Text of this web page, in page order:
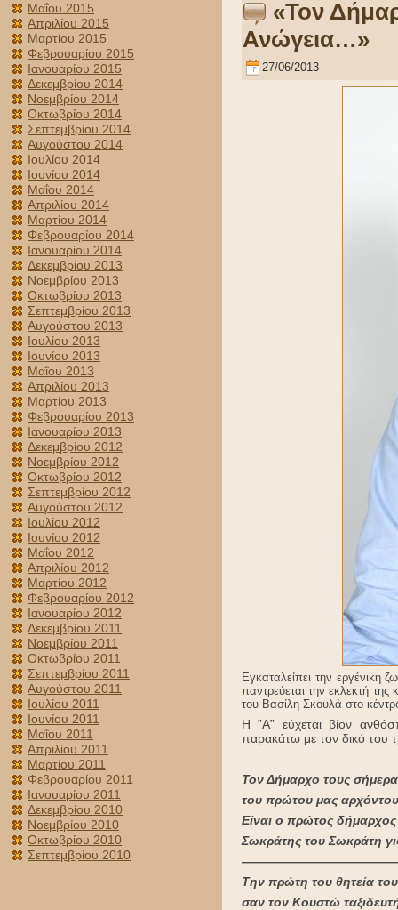
Μαΐου 2015
Απριλίου 2015
Μαρτίου 2015
Φεβρουαρίου 2015
Ιανουαρίου 2015
Δεκεμβρίου 2014
Νοεμβρίου 2014
Οκτωβρίου 2014
Σεπτεμβρίου 2014
Αυγούστου 2014
Ιουλίου 2014
Ιουνίου 2014
Μαΐου 2014
Απριλίου 2014
Μαρτίου 2014
Φεβρουαρίου 2014
Ιανουαρίου 2014
Δεκεμβρίου 2013
Νοεμβρίου 2013
Οκτωβρίου 2013
Σεπτεμβρίου 2013
Αυγούστου 2013
Ιουλίου 2013
Ιουνίου 2013
Μαΐου 2013
Απριλίου 2013
Μαρτίου 2013
Φεβρουαρίου 2013
Ιανουαρίου 2013
Δεκεμβρίου 2012
Νοεμβρίου 2012
Οκτωβρίου 2012
Σεπτεμβρίου 2012
Αυγούστου 2012
Ιουλίου 2012
Ιουνίου 2012
Μαΐου 2012
Απριλίου 2012
Μαρτίου 2012
Φεβρουαρίου 2012
Ιανουαρίου 2012
Δεκεμβρίου 2011
Νοεμβρίου 2011
Οκτωβρίου 2011
Σεπτεμβρίου 2011
Αυγούστου 2011
Ιουλίου 2011
Ιουνίου 2011
Μαΐου 2011
Απριλίου 2011
Μαρτίου 2011
Φεβρουαρίου 2011
Ιανουαρίου 2011
Δεκεμβρίου 2010
Νοεμβρίου 2010
Οκτωβρίου 2010
Σεπτεμβρίου 2010
«Τον
Ανώγεια…»
27/06/2013
Εγκαταλείπει την
παντρεύεται την εκλεκτή
του Βασίλη Σκουλά στο
Η ”Α” εύχεται βίον
παρακάτω με τον δικό του
Τον Δήμαρχο τους
του πρώτου μας
Είναι ο πρώτος
Σωκράτης του Σωκράτη
Την πρώτη του θητεία
σαν τον Κουστώ